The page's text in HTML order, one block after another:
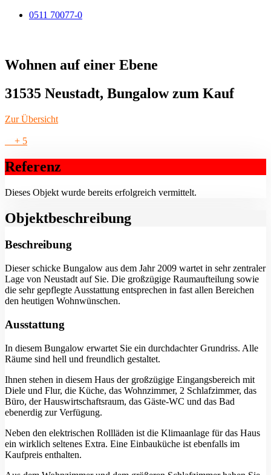
0511 70077-0
Wohnen auf einer Ebene
31535 Neustadt, Bungalow zum Kauf
Zur Übersicht
+ 5
Referenz
Dieses Objekt wurde bereits erfolgreich vermittelt.
Objekt­beschreibung
Beschreibung
Dieser schicke Bungalow aus dem Jahr 2009 wartet in sehr zentraler
Lage von Neustadt auf Sie. Die großzügige Raumaufteilung sowie
die sehr gepflegte Ausstattung entsprechen in fast allen Bereichen
den heutigen Wohnwünschen.
Ausstattung
In diesem Bungalow erwartet Sie ein durchdachter Grundriss. Alle
Räume sind hell und freundlich gestaltet.
Ihnen stehen in diesem Haus der großzügige Eingangsbereich mit
Diele und Flur, die Küche, das Wohnzimmer, 2 Schlafzimmer, das
Büro, der Hauswirtschaftsraum, das Gäste-WC und das Bad
ebenerdig zur Verfügung.
Neben den elektrischen Rollläden ist die Klimaanlage für das Haus
ein wirklich seltenes Extra. Eine Einbauküche ist ebenfalls im
Kaufpreis enthalten.